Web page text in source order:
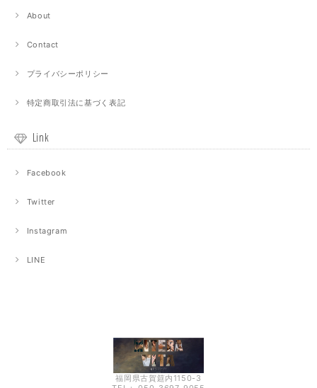
About
Contact
プライバシーポリシー
特定商取引法に基づく表記
Link
Facebook
Twitter
Instagram
LINE
福岡県古賀筵内1150-3